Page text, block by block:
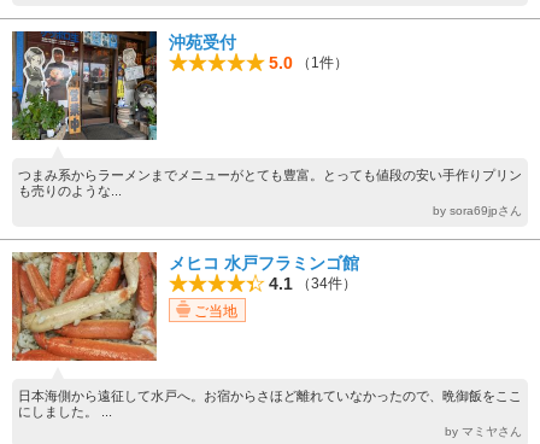
沖苑受付
5.0
（1件）
つまみ系からラーメンまでメニューがとても豊富。とっても値段の安い手作りプリン
も売りのような...
by sora69jpさん
メヒコ 水戸フラミンゴ館
4.1
（34件）
ご当地
日本海側から遠征して水戸へ。お宿からさほど離れていなかったので、晩御飯をここ
にしました。 ...
by マミヤさん